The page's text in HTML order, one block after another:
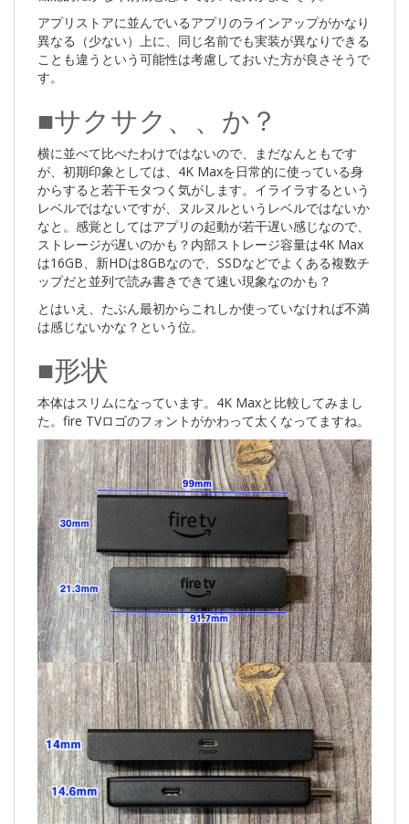
アプリストアに並んでいるアプリのラインアップがかなり
異なる（少ない）上に、同じ名前でも実装が異なりできる
ことも違うという可能性は考慮しておいた方が良さそうで
す。
■サクサク、、か？
横に並べて比べたわけではないので、まだなんともです
が、初期印象としては、4K Maxを日常的に使っている身
からすると若干モタつく気がします。イライラするという
レベルではないですが、ヌルヌルというレベルではないか
なと。感覚としてはアプリの起動が若干遅い感じなので、
ストレージが遅いのかも？内部ストレージ容量は4K Max
は16GB、新HDは8GBなので、SSDなどでよくある複数チ
ップだと並列で読み書きできて速い現象なのかも？
とはいえ、たぶん最初からこれしか使っていなければ不満
は感じないかな？という位。
■形状
本体はスリムになっています。4K Maxと比較してみまし
た。fire TVロゴのフォントがかわって太くなってますね。